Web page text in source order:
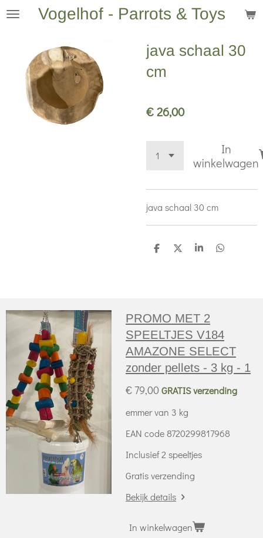
Ga
hoofdinhoud
Vogelhof - Parrots & Toys
java schaal 30
cm
€ 26,00
In
winkelwagen
java schaal 30 cm
D
D
S
D
PROMO MET 2
SPEELTJES V184
AMAZONE SELECT
zonder pellets - 3 kg - 1
€ 79,00GRATIS verzending
emmer van 3 kg
EAN code 8720299817968
Inclusief 2 speeltjes
Gratis verzending
Bekijk details
In winkelwagen